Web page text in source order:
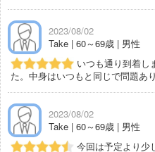
2023/08/02
Take | 60～69歳 | 男性
いつも通り到着し
た。中身はいつもと同じで問題あ
2023/08/02
Take | 60～69歳 | 男性
今回は予定より少